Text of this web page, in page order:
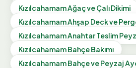
KızılcahamamAğaç ve Çalı Dikimi
KızılcahamamAhşap Deck ve
KızılcahamamAnahtar Teslim
KızılcahamamBahçe Bakımı
KızılcahamamBahçe ve Peyzaj